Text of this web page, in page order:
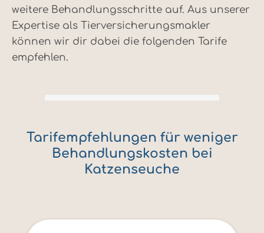
weitere Behandlungsschritte auf. Aus unserer
Expertise als Tierversicherungsmakler
können wir dir dabei die folgenden Tarife
empfehlen.
Tarifempfehlungen für weniger
Behandlungskosten bei
Katzenseuche